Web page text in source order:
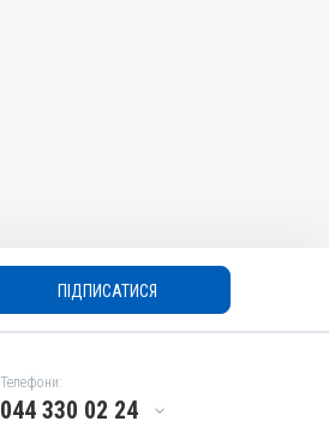
ПІДПИСАТИСЯ
Телефони:
044 330 02 24